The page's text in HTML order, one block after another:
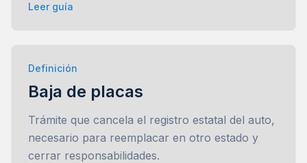
Leer guía
Definición
Baja de placas
Trámite que cancela el registro estatal del auto,
necesario para reemplacar en otro estado y
cerrar responsabilidades.